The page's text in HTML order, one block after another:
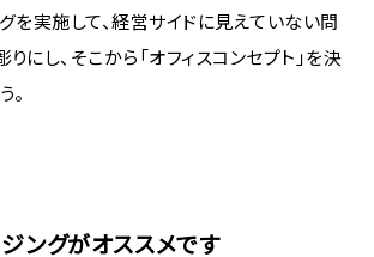
を実施して、経営サイドに見えていない問
にし、そこから「オフィスコンセプト」を決
。
ングがオススメです